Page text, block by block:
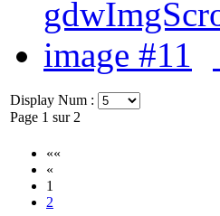
Display Num :
Page 1 sur 2
««
«
1
2